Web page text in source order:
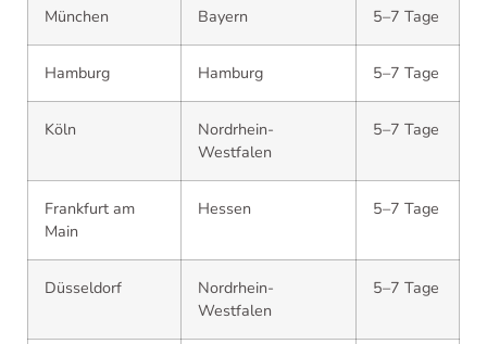
München Bayern 5–7 Tage
Hamburg Hamburg 5–7 Tage
Köln
Nordrhein-
Westfalen
5–7 Tage
Frankfurt am
Main
Hessen 5–7 Tage
Düsseldorf
Nordrhein-
Westfalen
5–7 Tage